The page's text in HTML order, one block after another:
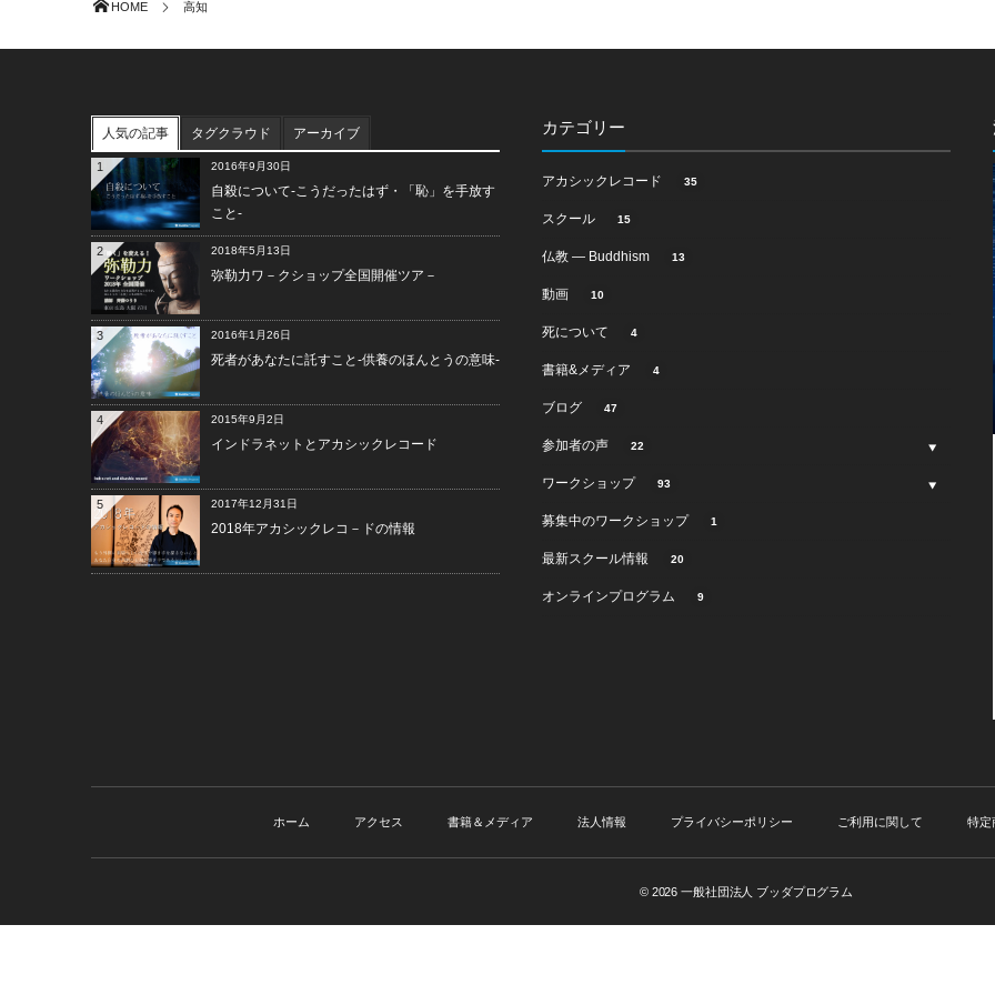
HOME 高知
人気の記事 タグクラウド アーカイブ
2016年9月30日
自殺について-こうだったはず・「恥」を手放す
こと-
1
2018年5月13日
弥勒力ワ－クショップ全国開催ツア－
2
2016年1月26日
死者があなたに託すこと-供養のほんとうの意味-
3
2015年9月2日
インドラネットとアカシックレコード
4
2017年12月31日
2018年アカシックレコ－ドの情報
5
カテゴリー
アカシックレコード 35
スクール 15
仏教 ― Buddhism 13
動画 10
死について 4
書籍&メディア 4
ブログ 47
参加者の声 22
ワークショップ 93
募集中のワークショップ 1
最新スクール情報 20
オンラインプログラム 9
ホーム アクセス 書籍＆メディア 法人情報 プライバシーポリシー ご利用に関して 特定
© 2026一般社団法人 ブッダプログラム